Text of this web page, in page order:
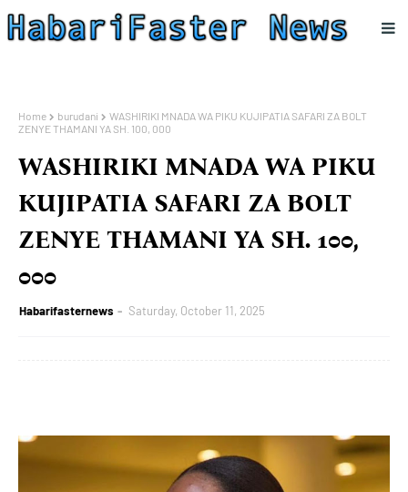
Home burudani
WASHIRIKI MNADA WA PIKU KUJIPATIA SAFARI ZA BOLT
ZENYE THAMANI YA SH. 100, 000
WASHIRIKI MNADA WA PIKU
KUJIPATIA SAFARI ZA BOLT
ZENYE THAMANI YA SH. 100,
000
Habarifasternews Saturday, October 11, 2025